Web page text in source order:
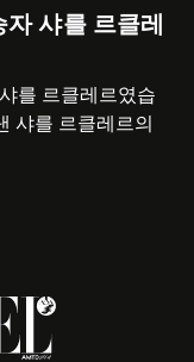
샤를 르클레
를 르클레르였습
샤를 르클레르의